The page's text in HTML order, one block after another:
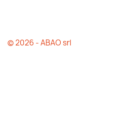
© 2026 - ABAO srl